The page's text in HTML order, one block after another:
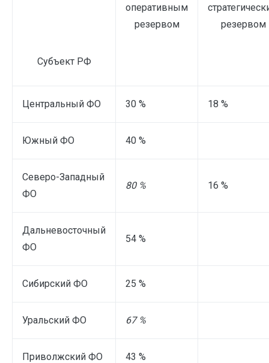
Субъект РФ
оперативным
резервом
резервом
Центральный ФО 30 % 18 %
Южный ФО 40 %
Северо-Западный
ФО
80 % 16 %
Дальневосточный
ФО
54 %
Сибирский ФО 25 %
Уральский ФО 67 %
Приволжский ФО 43 %